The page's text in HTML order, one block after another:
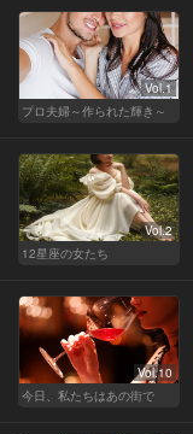
Vol.1
プロ夫婦～作られた輝き～
Vol.2
12星座の女たち
Vol.10
今日、私たちはあの街で